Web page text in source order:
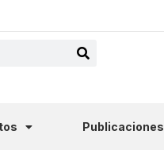
Publicaciones